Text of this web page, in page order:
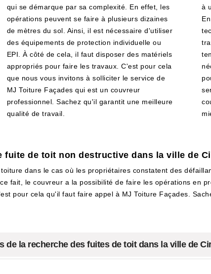
qui se démarque par sa complexité. En effet, les
opérations peuvent se faire à plusieurs dizaines
de mètres du sol. Ainsi, il est nécessaire d'utiliser
des équipements de protection individuelle ou
EPI. À côté de cela, il faut disposer des matériels
appropriés pour faire les travaux. C'est pour cela
que nous vous invitons à solliciter le service de
MJ Toiture Façades qui est un couvreur
professionnel. Sachez qu'il garantit une meilleure
qualité de travail.
à
fuite de toit non destructive dans la ville de
dans le cas où les propriétaires constatent des
fait, le couvreur a la possibilité de faire les opérations en
pour cela qu'il faut faire appel à MJ Toiture Façades.
la recherche des fuites de toit dans la ville de